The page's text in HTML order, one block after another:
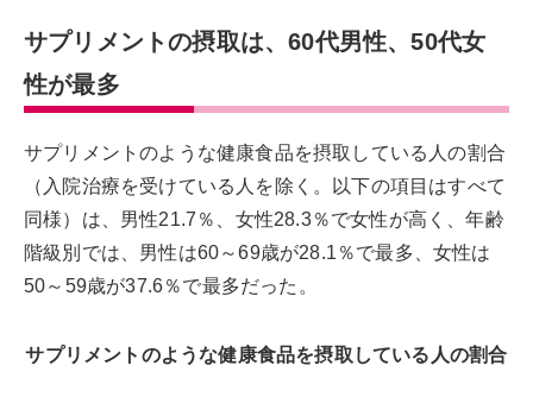
サプリメントの摂取は、60代男性、50代女
性が最多
サプリメントのような健康食品を摂取している人の割合
（入院治療を受けている人を除く。以下の項目はすべて
同様）は、男性21.7％、女性28.3％で女性が高く、年齢
階級別では、男性は60～69歳が28.1％で最多、女性は
50～59歳が37.6％で最多だった。
サプリメントのような健康食品を摂取している人の割合